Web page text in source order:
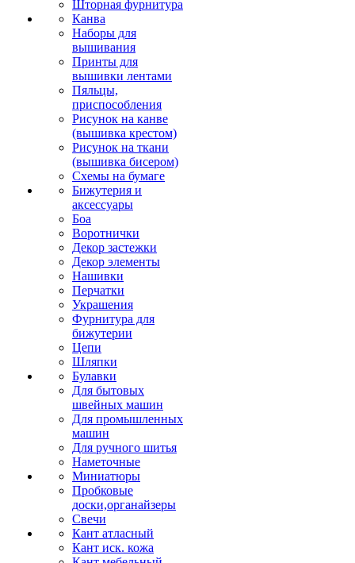
Шторная фурнитура
Канва
Наборы для
вышивания
Принты для
вышивки лентами
Пяльцы,
приспособления
Рисунок на канве
(вышивка крестом)
Рисунок на ткани
(вышивка бисером)
Схемы на бумаге
Бижутерия и
аксессуары
Боа
Воротнички
Декор застежки
Декор элементы
Нашивки
Перчатки
Украшения
Фурнитура для
бижутерии
Цепи
Шляпки
Булавки
Для бытовых
швейных машин
Для промышленных
машин
Для ручного шитья
Наметочные
Миниатюры
Пробковые
доски,органайзеры
Свечи
Кант атласный
Кант иск. кожа